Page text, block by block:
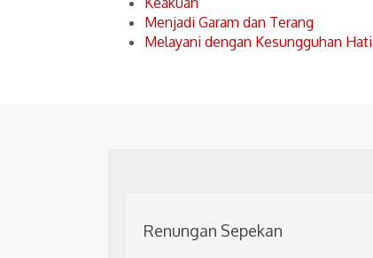
Menjadi Garam dan Terang
Melayani dengan Kesungguhan Hati
Renungan Sepekan